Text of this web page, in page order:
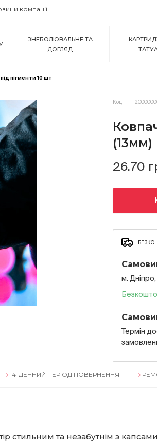
компанії
ЗНЕБОЛЮВАЛЬНЕ ТА
ДОГЛЯД
пігменти 10 шт
Код:
(13мм)
26.70
м.
Термін
ПЕРІОД ПОВЕРНЕННЯ РЕМОНТ
стильним та незабутнім з